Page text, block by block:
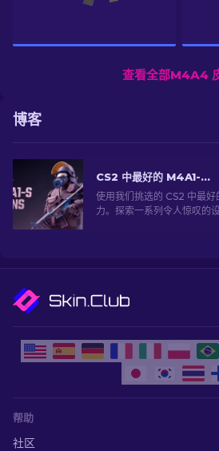
查看全部M4A4
博客
CS2 中最好的 M4A1-S 皮肤 [2026]
使用我们挑选的 CS2 中最
力。探索一系列令人惊叹的
帮助
社区